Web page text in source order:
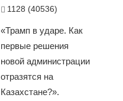
1128 (40536)
«Трамп в ударе. Как
первые решения
новой администрации
отразятся на
Казахстане?».